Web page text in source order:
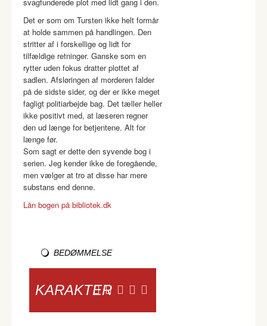
Det er som om Tursten ikke helt formår
at holde sammen på handlingen. Den
stritter af i forskellige og lidt for
tilfældige retninger. Ganske som en
rytter uden fokus dratter plottet af
sadlen. Afsløringen af morderen falder
på de sidste sider, og der er ikke meget
fagligt politiarbejde bag. Det tæller heller
ikke positivt med, at læseren regner
den ud længe for betjentene. Alt for
længe før.
Som sagt er dette den syvende bog i
serien. Jeg kender ikke de foregående,
men vælger at tro at disse har mere
substans end denne.
Lån bogen på bibliotek.dk
BEDØMMELSE
KARAKTER